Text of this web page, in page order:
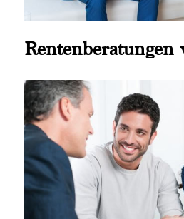
Rentenberatungen